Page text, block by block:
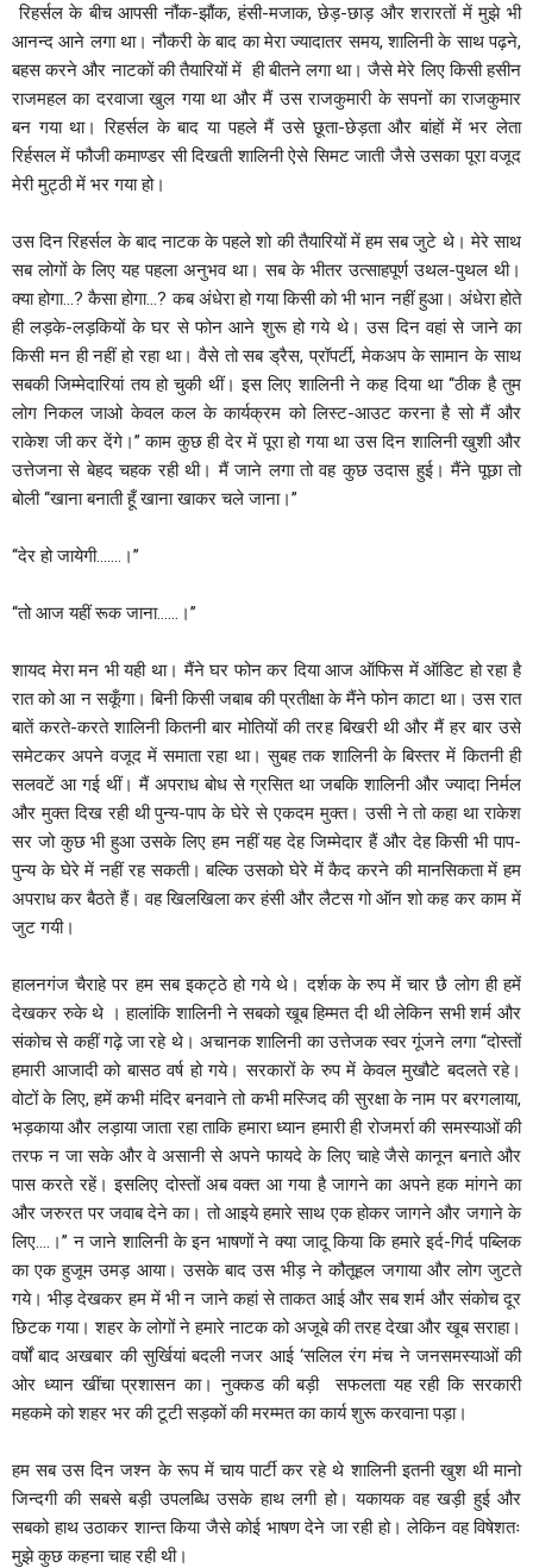
रिहर्सल के बीच आपसी नौंक-झौंक, हंसी-मजाक, छेड़-छाड़ और शरारतों में मुझे भी
आनन्द आने लगा था। नौकरी के बाद का मेरा ज्यादातर समय, शालिनी के साथ पढ़ने,
बहस करने और नाटकों की तैयारियों में ही बीतने लगा था। जैसे मेरे लिए किसी हसीन
राजमहल का दरवाजा खुल गया था और मैं उस राजकुमारी के सपनों का राजकुमार
बन गया था। रिहर्सल के बाद या पहले मैं उसे छूता-छेड़ता और बांहों में भर लेता
रिर्हसल में फौजी कमाण्डर सी दिखती शालिनी ऐसे सिमट जाती जैसे उसका पूरा वजूद
मेरी मुट्ठी में भर गया हो।
उस दिन रिहर्सल के बाद नाटक के पहले शो की तैयारियों में हम सब जुटे थे। मेरे साथ
सब लोगों के लिए यह पहला अनुभव था। सब के भीतर उत्साहपूर्ण उथल-पुथल थी।
क्या होगा…? कैसा होगा…? कब अंधेरा हो गया किसी को भी भान नहीं हुआ। अंधेरा होते
ही लड़के-लड़कियों के घर से फोन आने शुरू हो गये थे। उस दिन वहां से जाने का
किसी मन ही नहीं हो रहा था। वैसे तो सब ड्रैस, प्रॉपर्टी, मेकअप के सामान के साथ
सबकी जिम्मेदारियां तय हो चुकी थीं। इस लिए शालिनी ने कह दिया था ‘‘ठीक है तुम
लोग निकल जाओ केवल कल के कार्यक्रम को लिस्ट-आउट करना है सो मैं और
राकेश जी कर देंगे।’’ काम कुछ ही देर में पूरा हो गया था उस दिन शालिनी खुशी और
उत्तेजना से बेहद चहक रही थी। मैं जाने लगा तो वह कुछ उदास हुई। मैंने पूछा तो
बोली ‘‘खाना बनाती हूँ खाना खाकर चले जाना।’’
‘‘देर हो जायेगी…….।’’
‘‘तो आज यहीं रूक जाना……।’’
शायद मेरा मन भी यही था। मैंने घर फोन कर दिया आज ऑफिस में ऑडिट हो रहा है
रात को आ न सकूँगा। बिनी किसी जबाब की प्रतीक्षा के मैंने फोन काटा था। उस रात
बातें करते-करते शालिनी कितनी बार मोतियों की तरह बिखरी थी और मैं हर बार उसे
समेटकर अपने वजूद में समाता रहा था। सुबह तक शालिनी के बिस्तर में कितनी ही
सलवटें आ गई थीं। मैं अपराध बोध से ग्रसित था जबकि शालिनी और ज्यादा निर्मल
और मुक्त दिख रही थी पुन्य-पाप के घेरे से एकदम मुक्त। उसी ने तो कहा था राकेश
सर जो कुछ भी हुआ उसके लिए हम नहीं यह देह जिम्मेदार हैं और देह किसी भी पाप-
पुन्य के घेरे में नहीं रह सकती। बल्कि उसको घेरे में कैद करने की मानसिकता में हम
अपराध कर बैठते हैं। वह खिलखिला कर हंसी और लैटस गो ऑन शो कह कर काम में
जुट गयी।
हालनगंज चैराहे पर हम सब इकट्ठे हो गये थे। दर्शक के रुप में चार छै लोग ही हमें
देखकर रुके थे । हालांकि शालिनी ने सबको खूब हिम्मत दी थी लेकिन सभी शर्म और
संकोच से कहीं गढ़े जा रहे थे। अचानक शालिनी का उत्तेजक स्वर गूंजने लगा ‘‘दोस्तों
हमारी आजादी को बासठ वर्ष हो गये। सरकारों के रुप में केवल मुखौटे बदलते रहे।
वोटों के लिए, हमें कभी मंदिर बनवाने तो कभी मस्जिद की सुरक्षा के नाम पर बरगलाया,
भड़काया और लड़ाया जाता रहा ताकि हमारा ध्यान हमारी ही रोजमर्रा की समस्याओं की
तरफ न जा सके और वे असानी से अपने फायदे के लिए चाहे जैसे कानून बनाते और
पास करते रहें। इसलिए दोस्तों अब वक्त आ गया है जागने का अपने हक मांगने का
और जरुरत पर जवाब देने का। तो आइये हमारे साथ एक होकर जागने और जगाने के
लिए….।’’ न जाने शालिनी के इन भाषणों ने क्या जादू किया कि हमारे इर्द-गिर्द पब्लिक
का एक हुजूम उमड़ आया। उसके बाद उस भीड़ ने कौतूहल जगाया और लोग जुटते
गये। भीड़ देखकर हम में भी न जाने कहां से ताकत आई और सब शर्म और संकोच दूर
छिटक गया। शहर के लोगों ने हमारे नाटक को अजूबे की तरह देखा और खूब सराहा।
वर्षों बाद अखबार की सुर्खियां बदली नजर आई ‘सलिल रंग मंच ने जनसमस्याओं की
ओर ध्यान खींचा प्रशासन का। नुक्कड की बड़ी सफलता यह रही कि सरकारी
महकमे को शहर भर की टूटी सड़कों की मरम्मत का कार्य शुरू करवाना पड़ा।
हम सब उस दिन जश्न के रूप में चाय पार्टी कर रहे थे शालिनी इतनी खुश थी मानो
जिन्दगी की सबसे बड़ी उपलब्धि उसके हाथ लगी हो। यकायक वह खड़ी हुई और
सबको हाथ उठाकर शान्त किया जैसे कोई भाषण देने जा रही हो। लेकिन वह विषेशतः
मुझे कुछ कहना चाह रही थी।